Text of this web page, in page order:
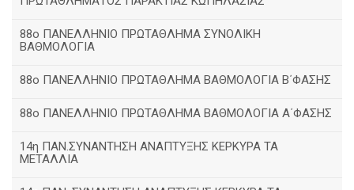
88ο ΠΑΝΕΛΛΗΝΙΟ ΠΡΩΤΑΘΛΗΜΑ ΣΥΝΟΛΙΚΗ
ΒΑΘΜΟΛΟΓΙΑ
88ο ΠΑΝΕΛΛΗΝΙΟ ΠΡΩΤΑΘΛΗΜΑ ΒΑΘΜΟΛΟΓΙΑ Β΄ΦΑΣΗΣ
88ο ΠΑΝΕΛΛΗΝΙΟ ΠΡΩΤΑΘΛΗΜΑ ΒΑΘΜΟΛΟΓΙΑ Α΄ΦΑΣΗΣ
14η ΠΑΝ.ΣΥΝΑΝΤΗΣΗ ΑΝΑΠΤΥΞΗΣ ΚΕΡΚΥΡΑ ΤΑ
ΜΕΤΑΛΛΙΑ